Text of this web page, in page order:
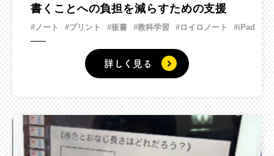
書くことへの負担を減らすための支援
#ノート #プリント #板書 #教科学習 #ロイロノート #iPad
詳しく見る